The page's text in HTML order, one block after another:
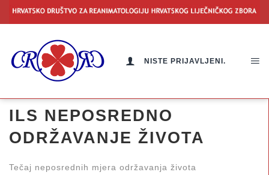
NISTE PRIJAVLJENI.
ILS NEPOSREDNO
ODRŽAVANJE ŽIVOTA
Tečaj neposrednih mjera održavanja života